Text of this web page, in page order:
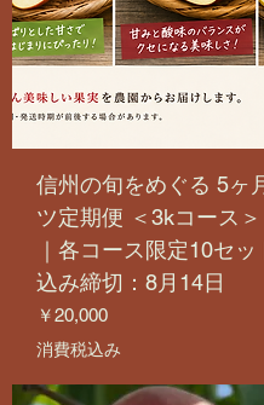
信州の旬をめぐる 5ヶ
ツ定期便 ＜3kコース
｜各コース限定10セッ
込み締切：8月14日
価格
￥20,000
消費税込み